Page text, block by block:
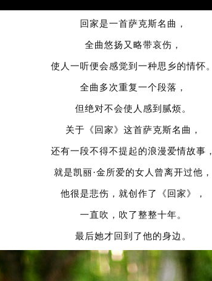
回家是一首萨克斯名曲，
全曲悠扬又略带哀伤，
使人一听便会感觉到一种思乡的情怀。
全曲多次重复一个段落，
但绝对不会使人感到腻烦。
关于《回家》这首萨克斯名曲，
还有一段不得不提起的浪漫爱情故事，
就是凯丽·金所爱的女人曾离开过他，
他很是悲伤，就创作了《回家》，
一直吹，吹了整整十年。
最后她才回到了他的身边。